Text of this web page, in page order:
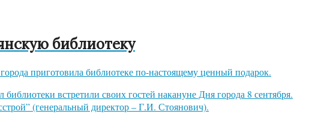
библиотеку
приготовила библиотеке по-настоящему ценный подарок.
встретили своих гостей накануне Дня города 8 сентября.
(генеральный директор – Г.И. Стоянович).